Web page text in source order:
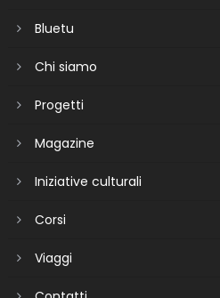
Bluetu
Chi siamo
Progetti
Magazine
Iniziative culturali
Corsi
Viaggi